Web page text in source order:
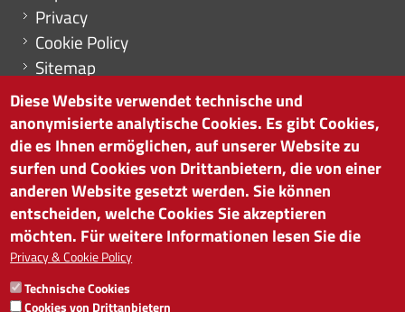
Privacy
Cookie Policy
Sitemap
Cookie-Einstellungen
HANDELSKAMMER BOZEN
Südtiroler Straße 60 | I-39100 Bozen
Tel. 0471 945 511 |info@handelskammer.bz.it
MwSt.-Nr.: 00376420212
INSTITUT FÜR WIRTSCHAFTSFÖRDERUNG
Diese Website verwendet technische und
anonymisierte analytische Cookies. Es gibt Cookies,
die es Ihnen ermöglichen, auf unserer Website zu
surfen und Cookies von Drittanbietern, die von einer
anderen Website gesetzt werden. Sie können
entscheiden, welche Cookies Sie akzeptieren
möchten. Für weitere Informationen lesen Sie die
Privacy & Cookie Policy
Technische Cookies
Cookies von Drittanbietern